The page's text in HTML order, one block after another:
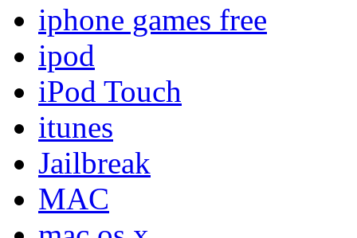
iphone games free
ipod
iPod Touch
itunes
Jailbreak
MAC